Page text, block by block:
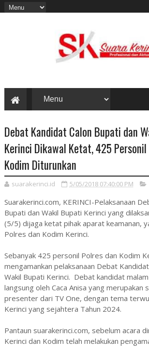
Debat Kandidat Calon Bupati dan
Kerinci Dikawal Ketat, 425 Personil
Kodim Diturunkan
suarakerinci.id 5/05/2018 07:40:00 PM
Suarakerinci.com, KERINCI-Pelaksanaan
Bupati dan Wakil Bupati Kerinci yang
(5/5) dijaga ketat pihak aparat keamanan,
Polres dan Kodim Kerinci.
Sebanyak 425 personil Polres dan Kodim
mengamankan pelaksanaan Debat
Wakil Bupati Kerinci. Debat kandidat
langsung oleh Caca Anisa yang merupakan
presenter dari TV One, dengan tema
Kerinci yang sejahtera Tahun 2024.
Pantaun suarakerinci.com, sebelum acara
Kerinci dan Kodim telah melakukan